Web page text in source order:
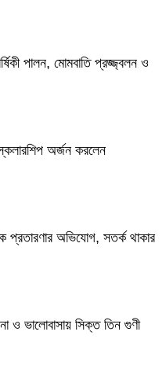
পালন, মোমবাতি প্রজ্জ্বলন ও
স্কলারশিপ অর্জন করলেন
প্রতারণার অভিযোগ, সতর্ক থাকার
ও ভালোবাসায় সিক্ত তিন গুণী